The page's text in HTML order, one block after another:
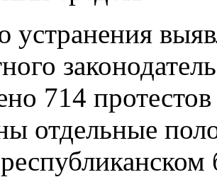
устранения
714
отдельные